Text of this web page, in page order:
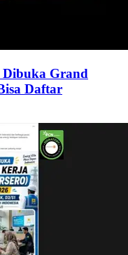
Grand
Daftar